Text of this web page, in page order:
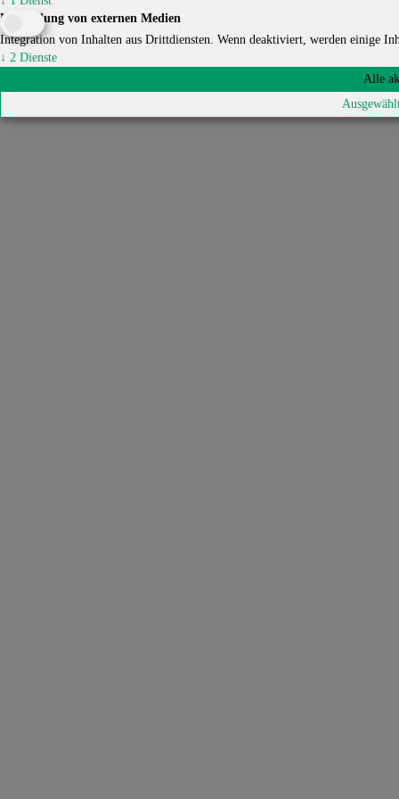
Einbindung von externen Medien
Integration von Inhalten aus Drittdiensten. Wenn deaktiviert, werden einige
↓ 2 Dienste
Alle